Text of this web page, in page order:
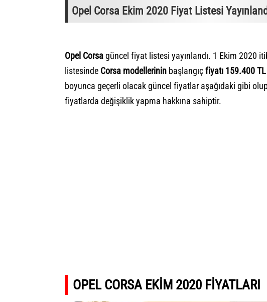
Opel Corsa Ekim 2020 Fiyat Listesi
Opel Corsagüncel fiyat listesi yayınlandı. 1 Ekim 2020
listesinde Corsa modellerinin başlangıçfiyatı 159.400 TL
boyunca geçerli olacak güncel fiyatlar aşağıdaki gibi
fiyatlarda değişiklik yapma hakkına sahiptir.
OPEL CORSA EKİM 2020 FİYATLARI